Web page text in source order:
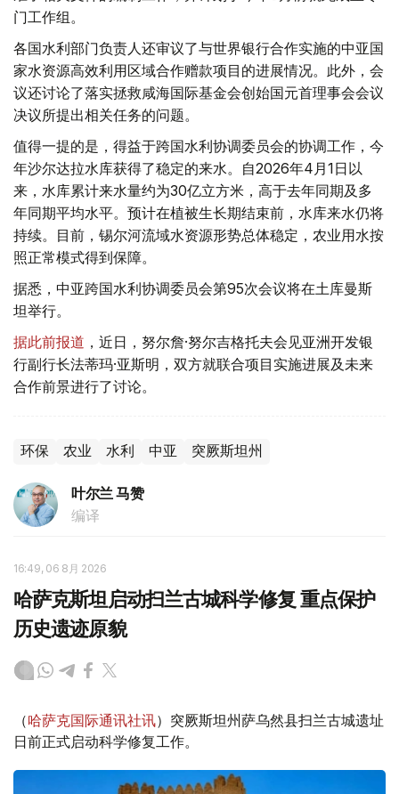
门工作组。
各国水利部门负责人还审议了与世界银行合作实施的中亚国
家水资源高效利用区域合作赠款项目的进展情况。此外，会
议还讨论了落实拯救咸海国际基金会创始国元首理事会会议
决议所提出相关任务的问题。
值得一提的是，得益于跨国水利协调委员会的协调工作，今
年沙尔达拉水库获得了稳定的来水。自2026年4月1日以
来，水库累计来水量约为30亿立方米，高于去年同期及多
年同期平均水平。预计在植被生长期结束前，水库来水仍将
持续。目前，锡尔河流域水资源形势总体稳定，农业用水按
照正常模式得到保障。
据悉，中亚跨国水利协调委员会第95次会议将在土库曼斯
坦举行。
据此前报道 ，近日，努尔詹·努尔吉格托夫会见亚洲开发银
行副行长法蒂玛·亚斯明，双方就联合项目实施进展及未来
合作前景进行了讨论。
环保 农业 水利 中亚 突厥斯坦州
叶尔兰 马赞
编译
16:49, 06 8月 2026
哈萨克斯坦启动扫兰古城科学修复 重点保护
历史遗迹原貌
（哈萨克国际通讯社讯）突厥斯坦州萨乌然县扫兰古城遗址
日前正式启动科学修复工作。